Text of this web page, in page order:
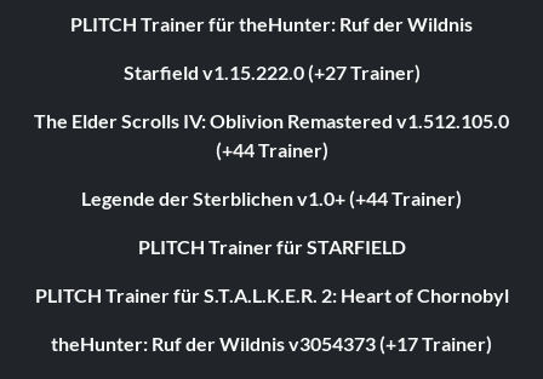
PLITCH Trainer für theHunter: Ruf der Wildnis
Starfield v1.15.222.0 (+27 Trainer)
The Elder Scrolls IV: Oblivion Remastered v1.512.105.0
(+44 Trainer)
Legende der Sterblichen v1.0+ (+44 Trainer)
PLITCH Trainer für STARFIELD
PLITCH Trainer für S.T.A.L.K.E.R. 2: Heart of Chornobyl
theHunter: Ruf der Wildnis v3054373 (+17 Trainer)